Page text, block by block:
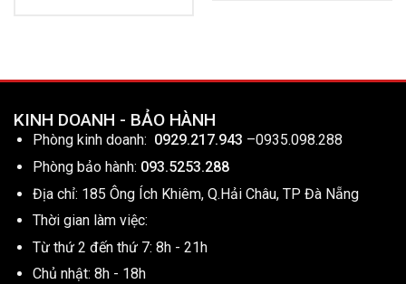
KINH DOANH - BẢO HÀNH
Phòng kinh doanh: 0929.217.943 –0935.098.288
Phòng bảo hành: 093.5253.288
Địa chỉ: 185 Ông Ích Khiêm, Q.Hải Châu, TP Đà Nẵng
Thời gian làm việc:
Từ thứ 2 đến thứ 7: 8h - 21h
Chủ nhật: 8h - 18h